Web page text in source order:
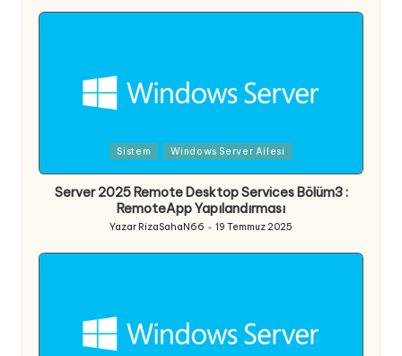
by
Sistem Windows Server Ailesi
Server 2025 Remote Desktop Services Bölüm3 :
RemoteApp Yapılandırması
Posted
by
Yazar RizaSahaN66 19 Temmuz 2025